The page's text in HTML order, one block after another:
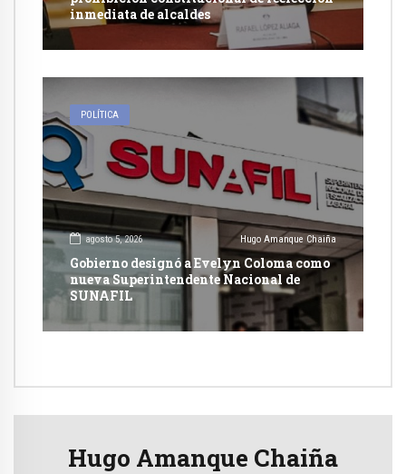
inmediata de alcaldes
POLÍTICA
agosto 5, 2026 Hugo Amanque Chaiña
Gobierno designó a Evelyn Coloma como
nueva Superintendente Nacional de
SUNAFIL
Hugo Amanque Chaiña